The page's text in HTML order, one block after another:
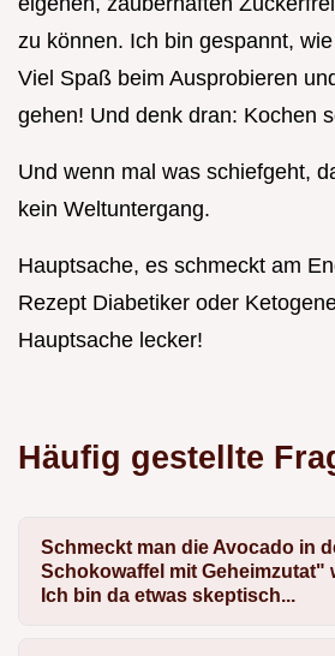
zu können. Ich bin gespannt,
Viel Spaß beim Ausprobieren
gehen! Und denk dran: Kochen
Und wenn mal was schiefgeht,
kein Weltuntergang.
Hauptsache, es schmeckt am
Rezept Diabetiker oder
Hauptsache lecker!
Häufig gestellte
Schmeckt man die Avocado in
Schokowaffel mit Geheimzutat"
Ich bin da etwas skeptisch...